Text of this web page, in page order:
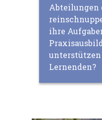
Abteilungen
ihre
unterstützen
Lernenden?